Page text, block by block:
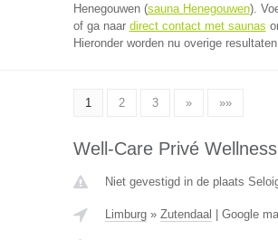
Henegouwen (sauna Henegouwen).
of ga naar direct contact met saunas
Hieronder worden nu overige
1 2 3 » »»
Well-Care Privé
Niet gevestigd in de plaats
Limburg» Zutendaal Google